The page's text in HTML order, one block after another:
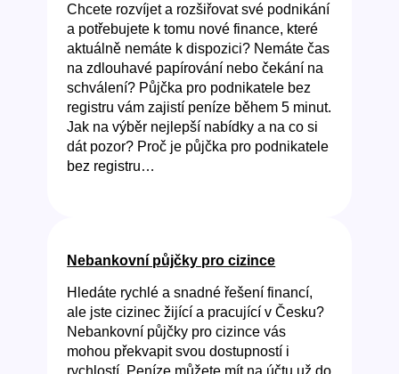
Chcete rozvíjet a rozšiřovat své podnikání
a potřebujete k tomu nové finance, které
aktuálně nemáte k dispozici? Nemáte čas
na zdlouhavé papírování nebo čekání na
schválení? Půjčka pro podnikatele bez
registru vám zajistí peníze během 5 minut.
Jak na výběr nejlepší nabídky a na co si
dát pozor? Proč je půjčka pro podnikatele
bez registru…
Nebankovní půjčky pro cizince
Hledáte rychlé a snadné řešení financí,
ale jste cizinec žijící a pracující v Česku?
Nebankovní půjčky pro cizince vás
mohou překvapit svou dostupností i
rychlostí. Peníze můžete mít na účtu už do